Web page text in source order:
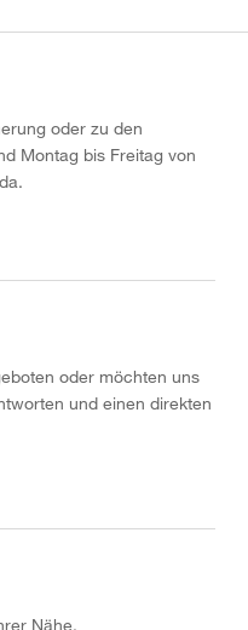
oder zu den
Montag bis Freitag von
oder möchten uns
und einen direkten
Nähe.